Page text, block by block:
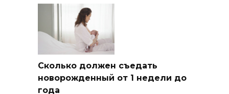
Сколько должен съедать
новорожденный от 1 недели до
года